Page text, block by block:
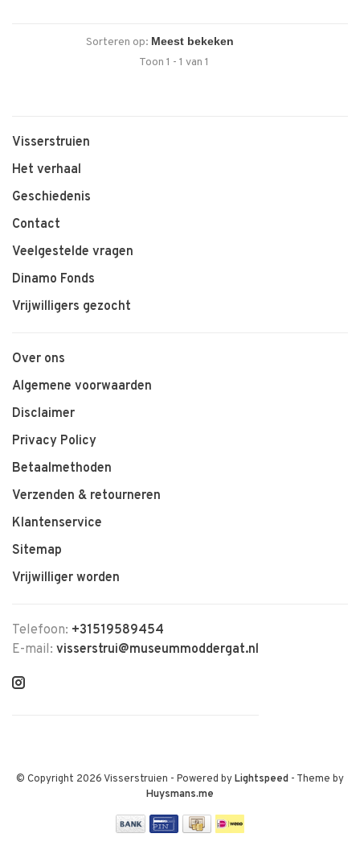
Sorteren op:
Toon 1 - 1 van 1
Visserstruien
Het verhaal
Geschiedenis
Contact
Veelgestelde vragen
Dinamo Fonds
Vrijwilligers gezocht
Over ons
Algemene voorwaarden
Disclaimer
Privacy Policy
Betaalmethoden
Verzenden & retourneren
Klantenservice
Sitemap
Vrijwilliger worden
Telefoon: +31519589454
E-mail: visserstrui@museummoddergat.nl
© Copyright 2026 Visserstruien - Powered byLightspeed - Theme by
Huysmans.me